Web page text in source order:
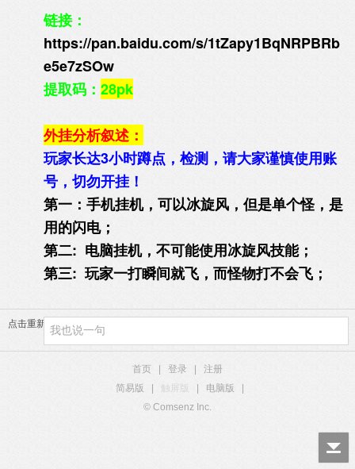
链接：
https://pan.baidu.com/s/1tZapy1BqNRPBRb
e5e7zSOw
提取码： 28pk
外挂分析叙述：
玩家长达3小时蹲点，检测，请大家谨慎使用账
号，切勿开挂！
第一：手机挂机，可以冰旋风，但是单个怪，是
用的闪电；
第二: 电脑挂机，不可能使用冰旋风技能；
第三: 玩家一打瞬间就飞，而怪物打不会飞；
点击重新加载
首页 登录
注册
简易版
触屏版 电脑版
© Comsenz Inc.